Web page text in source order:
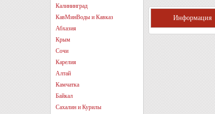
Калининград
КавМинВоды и Кавказ
Абхазия
Крым
Сочи
Карелия
Алтай
Камчатка
Байкал
Сахалин и Курилы
Информация